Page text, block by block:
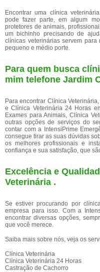
Encontrar uma clínica
pode fazer parte, em algum
protetores de animais,
um bichinho precisando de
clínicas veterinárias servem
pequeno e médio porte.
Para quem busca
mim telefone Jardim
Para encontrar Clínica
e Clínica Veterinária 24 Horas
Exames para Animais, Clínica
outras opções de serviços do
contar com a IntensiPrime
consegue tirar as suas dúvidas
os melhores profissionais e
confiança e sua satisfação, que
Excelência e
Veterinária .
Se estiver procurando por
empresa para isso. Com a
encontrar diversas opções,
que você merece.
Saiba mais sobre nós, veja os
Clínica Veterinária
Clínica Veterinária 24 Horas
Castração de Cachorro